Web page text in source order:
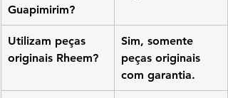
Guapimirim?
Utilizam peças
originais Rheem?
Sim, somente
peças originais
com garantia.